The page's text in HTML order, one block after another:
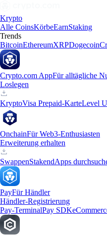
Krypto
Alle CoinsKörbeEarnStaking
Trends
BitcoinEthereumXRPDogecoin
Crypto.com AppFür alltägliche
Loslegen
KryptoVisa Prepaid-KarteLevel
OnchainFür Web3-Enthusiasten
Erweiterung erhalten
SwappenStakendApps
PayFür Händler
Händler-Registrierung
Pay-TerminalPay SDK